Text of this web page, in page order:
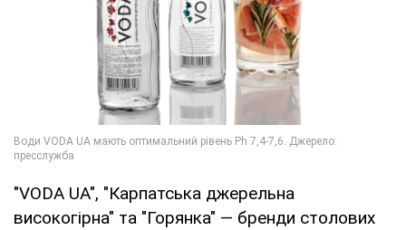
"VODA UA", "Карпатська джерельна
високогірна" та "Горянка" — бренди столових